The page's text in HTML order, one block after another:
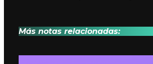
Más notas relacionadas: